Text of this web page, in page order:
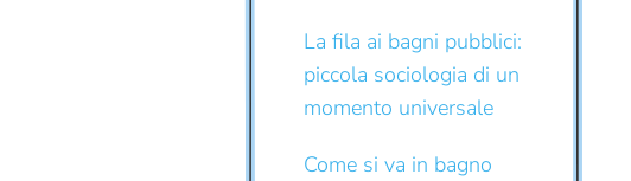
La fila ai bagni pubblici:
piccola sociologia di un
momento universale
Come si va in bagno